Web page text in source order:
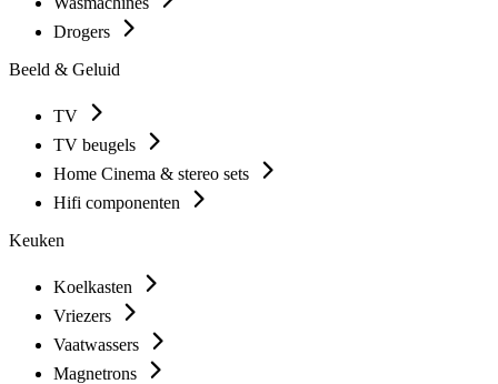
Drogers
Beeld & Geluid
TV
TV beugels
Home Cinema & stereo sets
Hifi componenten
Keuken
Koelkasten
Vriezers
Vaatwassers
Magnetrons